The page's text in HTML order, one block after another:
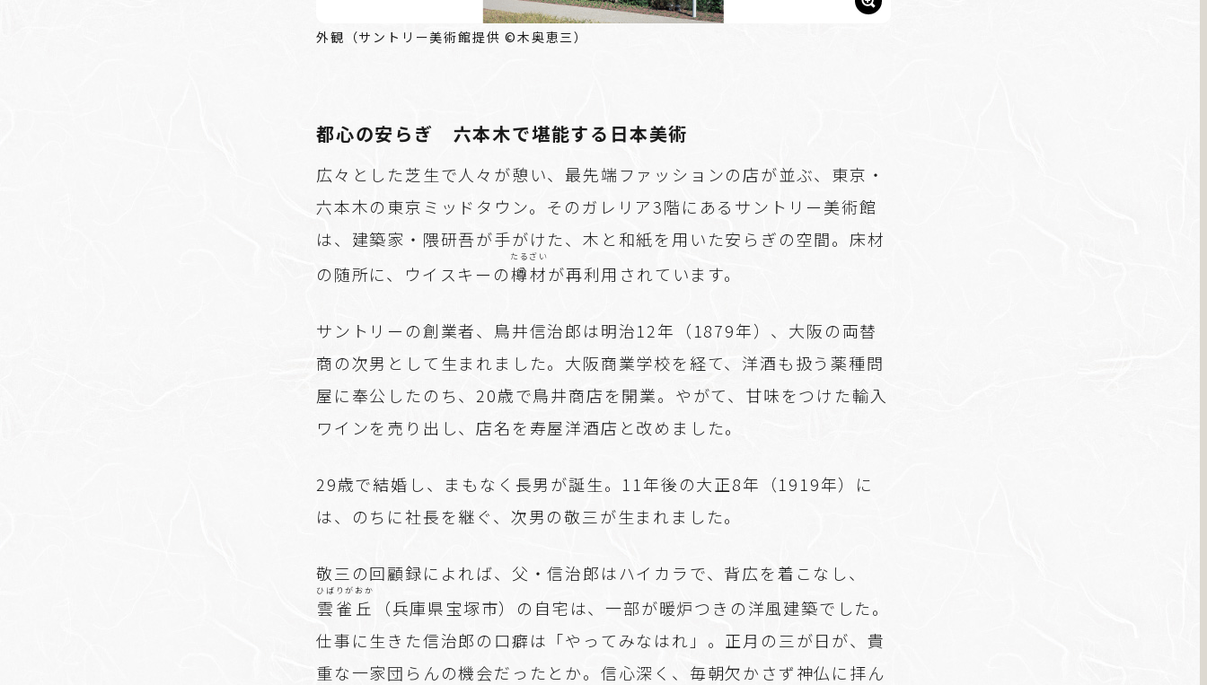
外観（サントリー美術館提供 ©木奥恵三）
都心の安らぎ 六本木で堪能する日本美術
広々とした芝生で人々が憩い、最先端ファッションの店が並ぶ、東京・
六本木の東京ミッドタウン。そのガレリア3階にあるサントリー美術館
は、建築家・隈研吾が手がけた、木と和紙を用いた安らぎの空間。床材
の随所に、ウイスキーの樽材
たるざい
が再利用されています。
サントリーの創業者、鳥井信治郎は明治12年（1879年）、大阪の両替
商の次男として生まれました。大阪商業学校を経て、洋酒も扱う薬種問
屋に奉公したのち、20歳で鳥井商店を開業。やがて、甘味をつけた輸入
ワインを売り出し、店名を寿屋洋酒店と改めました。
29歳で結婚し、まもなく長男が誕生。11年後の大正8年（1919年）に
は、のちに社長を継ぐ、次男の敬三が生まれました。
敬三の回顧録によれば、父・信治郎はハイカラで、背広を着こなし、
雲雀丘
ひばりがおか
（兵庫県宝塚市）の自宅は、一部が暖炉つきの洋風建築でした。
仕事に生きた信治郎の口癖は「やってみなはれ」。正月の三が日が、貴
重な一家団らんの機会だったとか。信心深く、毎朝欠かさず神仏に拝ん